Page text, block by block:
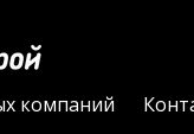
компаний